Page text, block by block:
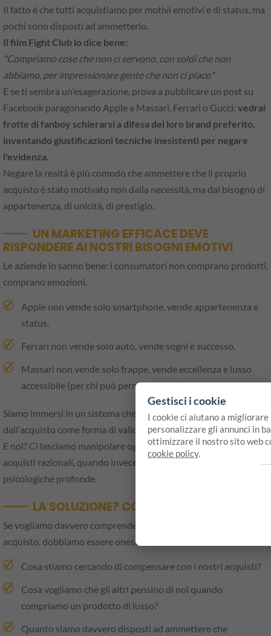
Il fatto è che tutti acquistiamo per motivi emotivi e di status, ma
pochi sono disposti ad ammetterlo.
Il film Fight Club lo dice bene:
"Compriamo cose che non ci servono, con soldi che non
abbiamo, per impressionare gente che non ci piace."
E se ti sembra un'esagerazione, prova a pubblicare un post su
Facebook paragonando Apple a Massari, Ferrari o Gucci: vedrai
frotte di fanboy schierarsi a difesa del loro brand preferito,
inventando giustificazioni tecniche inesistenti per negare
l'evidenza.
Negare la realtà è più comodo che ammettere che il proprio
acquisto è stato motivato non dalla necessità, ma dal bisogno di
appartenenza, di unicità, di prestigio.
UN MARKETING EFFICACE DEVE
RISPONDERE AI NOSTRI BISOGNI EMOTIVI
Le aziende lo sanno bene: i consumatori non comprano prodotti,
comprano emozioni.
Apple non vende solo smartphone, vende appartenenza e
status.
Ferrari non vende solo auto, vende sogni e successo.
Massari non vende solo frappe, vende eccellenza e lusso
accessibile (per chi può permetterselo).
Siamo immersi in un sistema che ci ha resi dipendenti
dall'acquisto come forma di validazione sociale.
E noi? Ci lasciamo manipolare ogni giorno, convinti di fare
acquisti razionali, quando invece rispondiamo a leve
psicologiche profonde.
LA SOLUZIONE? CONOSCERSI MEGLIO
Se vogliamo davvero comprendere i nostri meccanismi di
acquisto, dobbiamo essere onesti con noi stessi.
Cosa stiamo cercando di compensare con i nostri acquisti?
Cosa vogliamo che gli altri pensino di noi quando
compriamo un prodotto di lusso?
Quanto siamo davvero disposti ad ammettere che
Gestisci i cookie
I cookie ci aiutano a migliorare
personalizzare gli annunci in
ottimizzare il nostro sito web
cookie policy.